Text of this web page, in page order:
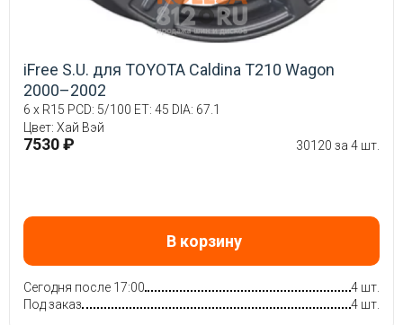
iFree S.U. для TOYOTA Caldina T210 Wagon
2000–2002
6 x R15 PCD: 5/100 ET: 45 DIA: 67.1
Цвет: Хай Вэй
7530 ₽ 30120 за 4 шт.
В корзину
Сегодня после 17:00
4 шт.
Под заказ
4 шт.